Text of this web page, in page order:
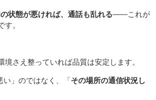
状態が悪ければ、通話も乱れる——これが
す。
境さえ整っていれば品質は安定します。
い」のではなく、「 その場所の通信状況し